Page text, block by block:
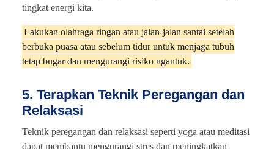
tingkat energi kita.
Lakukan olahraga ringan atau jalan-jalan santai setelah
berbuka puasa atau sebelum tidur untuk menjaga tubuh
tetap bugar dan mengurangi risiko ngantuk.
5. Terapkan Teknik Peregangan dan
Relaksasi
Teknik peregangan dan relaksasi seperti yoga atau meditasi
dapat membantu mengurangi stres dan meningkatkan